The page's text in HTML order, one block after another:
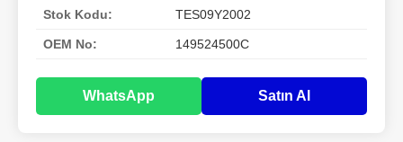
Stok Kodu: TES09Y2002
OEM No: 149524500C
WhatsApp Satın Al